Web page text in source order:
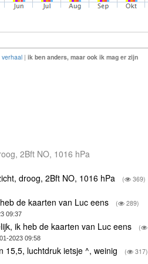
verhaal | ik ben anders, maar ook ik mag er zijn
2Bft NO, 1016 hPa
droog, 2Bft NO, 1016 hPa ( 369)
de kaarten van Luc eens ( 289)
09:37
ik heb de kaarten van Luc eens (
2023 09:58
15,5, luchtdruk ietsje ^, weinig ( 317)